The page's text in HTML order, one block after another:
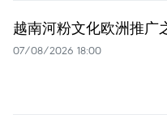
越南河粉文化欧洲推广
07/08/2026 18:00